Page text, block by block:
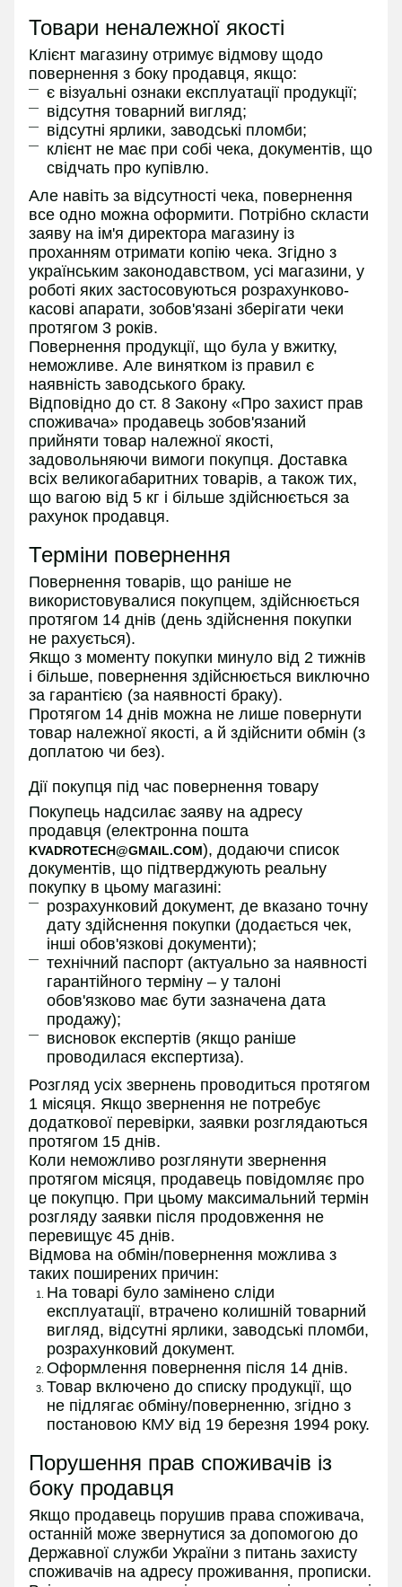
Товари неналежної якості
Клієнт магазину отримує відмову щодо
повернення з боку продавця, якщо:
є візуальні ознаки експлуатації продукції;
відсутня товарний вигляд;
відсутні ярлики, заводські пломби;
клієнт не має при собі чека, документів, що
свідчать про купівлю.
Але навіть за відсутності чека, повернення
все одно можна оформити. Потрібно скласти
заяву на ім'я директора магазину із
проханням отримати копію чека. Згідно з
українським законодавством, усі магазини, у
роботі яких застосовуються розрахунково-
касові апарати, зобов'язані зберігати чеки
протягом 3 років.
Повернення продукції, що була у вжитку,
неможливе. Але винятком із правил є
наявність заводського браку.
Відповідно до ст. 8 Закону «Про захист прав
споживача» продавець зобов'язаний
прийняти товар належної якості,
задовольняючи вимоги покупця. Доставка
всіх великогабаритних товарів, а також тих,
що вагою від 5 кг і більше здійснюється за
рахунок продавця.
Терміни повернення
Повернення товарів, що раніше не
використовувалися покупцем, здійснюється
протягом 14 днів (день здійснення покупки
не рахується).
Якщо з моменту покупки минуло від 2 тижнів
і більше, повернення здійснюється виключно
за гарантією (за наявності браку).
Протягом 14 днів можна не лише повернути
товар належної якості, а й здійснити обмін (з
доплатою чи без).
Дії покупця під час повернення товару
Покупець надсилає заяву на адресу
продавця (електронна пошта
KVADROTECH@GMAIL.COM), додаючи список
документів, що підтверджують реальну
покупку в цьому магазині:
розрахунковий документ, де вказано точну
дату здійснення покупки (додається чек,
інші обов'язкові документи);
технічний паспорт (актуально за наявності
гарантійного терміну – у талоні
обов'язково має бути зазначена дата
продажу);
висновок експертів (якщо раніше
проводилася експертиза).
Розгляд усіх звернень проводиться протягом
1 місяця. Якщо звернення не потребує
додаткової перевірки, заявки розглядаються
протягом 15 днів.
Коли неможливо розглянути звернення
протягом місяця, продавець повідомляє про
це покупцю. При цьому максимальний термін
розгляду заявки після продовження не
перевищує 45 днів.
Відмова на обмін/повернення можлива з
таких поширених причин:
На товарі було замінено сліди
експлуатації, втрачено колишній товарний
вигляд, відсутні ярлики, заводські пломби,
розрахунковий документ.
Оформлення повернення після 14 днів.
Товар включено до списку продукції, що
не підлягає обміну/поверненню, згідно з
постановою КМУ від 19 березня 1994 року.
Порушення прав споживачів із
боку продавця
Якщо продавець порушив права споживача,
останній може звернутися за допомогою до
Державної служби України з питань захисту
споживачів на адресу проживання, прописки.